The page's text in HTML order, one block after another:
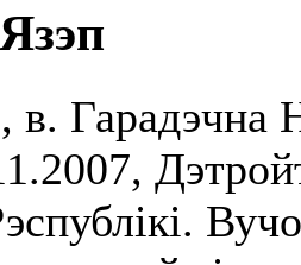
Язэп
в. Гарадэчна